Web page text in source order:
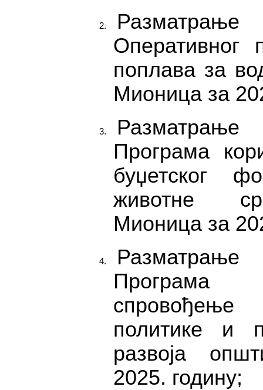
Оперативног
поплава за
Мионица за
Програма
буџетског
животне
Мионица за
политике и
развоја
2025. годину;